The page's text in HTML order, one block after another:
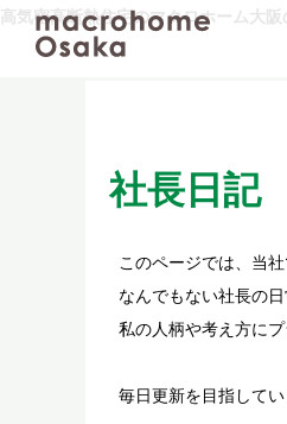
高気密高断熱住宅のマクロホーム大
社長日記
このページでは、当
なんでもない社長の
私の人柄や考え方に
毎日更新を目指して